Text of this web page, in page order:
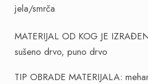
jela/smrča
MATERIJAL OD KOG JE
sušeno drvo, puno drvo
TIP OBRADE MATERIJALA: